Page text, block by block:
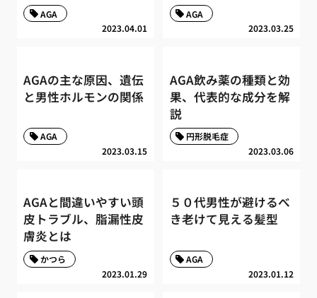
2023.04.01
AGA
2023.03.25
AGA
AGAの主な原因、遺伝
と男性ホルモンの関係
2023.03.15
AGA
AGA飲み薬の種類と効
果、代表的な成分を解
説
2023.03.06
円形脱毛症
AGAと間違いやすい頭
皮トラブル、脂漏性皮
膚炎とは
2023.01.29
かつら
５０代男性が避けるべ
き老けて見える髪型
2023.01.12
AGA